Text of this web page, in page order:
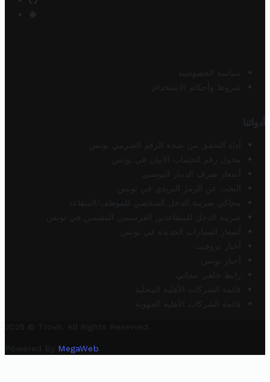
سياسة الخصوصية
شروط وأحكام الاستخدام
أدواتنا
أداة التحقق من صحة الرقم الضريبي تونس
محول رقم الحساب الآيبان في تونس
أسعار صرف الدينار التونسي
البحث عن الرمز البريدي في تونس
محاكي ضريبة الدخل الشخصي للموظف/المتقاعد
ضريبة الدخل للمتقاعدين الفرنسيين المقيمين في تونس
أسعار السيارات الجديدة في تونس
أخبار تروفيت
أخبار تونس
رابط خلفي مجاني
قائمة الشركات الأهلية المحلية
قائمة الشركات الأهلية الجهوية
2025 © Trovit. All Rights Reserved.
Powered By MegaWeb